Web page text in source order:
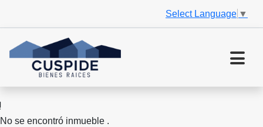
Select Language ▼
No se encontró inmueble .